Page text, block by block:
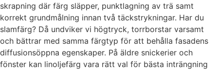
skrapning där färg släpper, punktlagning av trä samt
korrekt grundmålning innan två täckstrykningar. Har du
slamfärg? Då undviker vi högtryck, torrborstar varsamt
och bättrar med samma färgtyp för att behålla fasadens
diffusionsöppna egenskaper. På äldre snickerier och
fönster kan linoljefärg vara rätt val för bästa inträngning